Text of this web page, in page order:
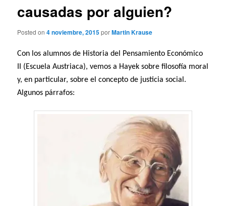
causadas por alguien?
Posted on4 noviembre, 2015porMartin Krause
Con los alumnos de Historia del Pensamiento Económico
II (Escuela Austriaca), vemos a Hayek sobre filosofía moral
y, en particular, sobre el concepto de justicia social.
Algunos párrafos: